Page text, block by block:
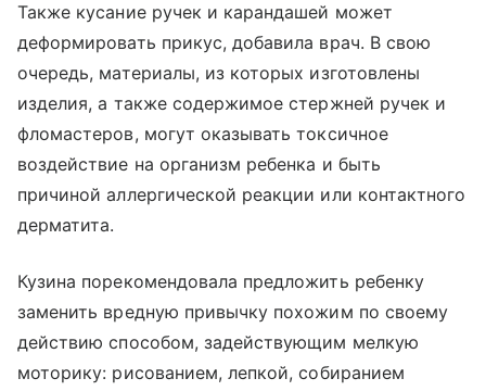
Также кусание ручек и карандашей может
деформировать прикус, добавила врач. В свою
очередь, материалы, из которых изготовлены
изделия, а также содержимое стержней ручек и
фломастеров, могут оказывать токсичное
воздействие на организм ребенка и быть
причиной аллергической реакции или контактного
дерматита.
Кузина порекомендовала предложить ребенку
заменить вредную привычку похожим по своему
действию способом, задействующим мелкую
моторику: рисованием, лепкой, собиранием